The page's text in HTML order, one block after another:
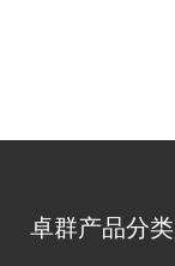
卓群产品分类